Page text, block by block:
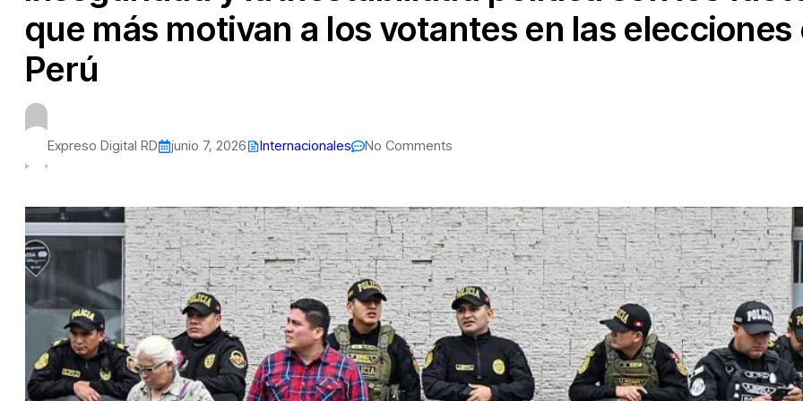
que más motivan a los votantes en las elecciones
Perú
Expreso Digital RD junio 7, 2026 Internacionales No Comments